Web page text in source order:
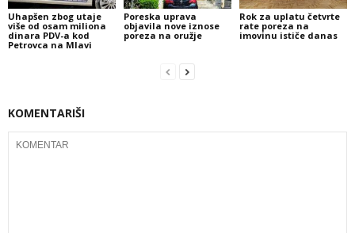
Uhapšen zbog utaje
više od osam miliona
dinara PDV-a kod
Petrovca na Mlavi
Poreska uprava
objavila nove iznose
poreza na oružje
Rok za uplatu četvrte
rate poreza na
imovinu ističe danas
KOMENTARIŠI